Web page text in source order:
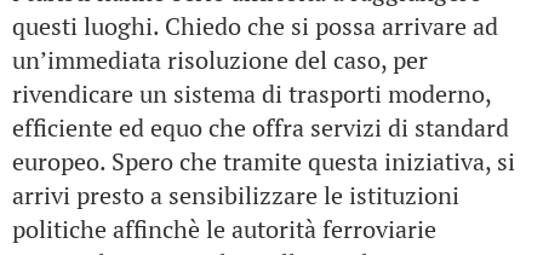
questi luoghi. Chiedo che si possa arrivare ad
un’immediata risoluzione del caso, per
rivendicare un sistema di trasporti moderno,
efficiente ed equo che offra servizi di standard
europeo. Spero che tramite questa iniziativa, si
arrivi presto a sensibilizzare le istituzioni
politiche affinchè le autorità ferroviarie